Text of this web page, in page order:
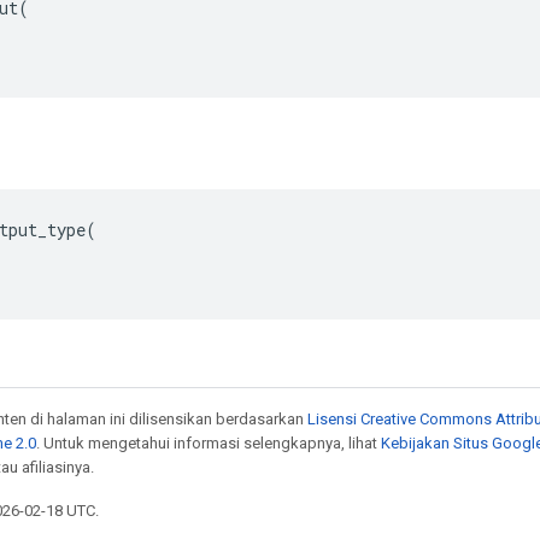
(
(
di halaman ini dilisensikan berdasarkan Lisensi Creative Commons
2.0. Untuk mengetahui informasi selengkapnya, lihat Kebijakan Situs
afiliasinya.
02-18 UTC.